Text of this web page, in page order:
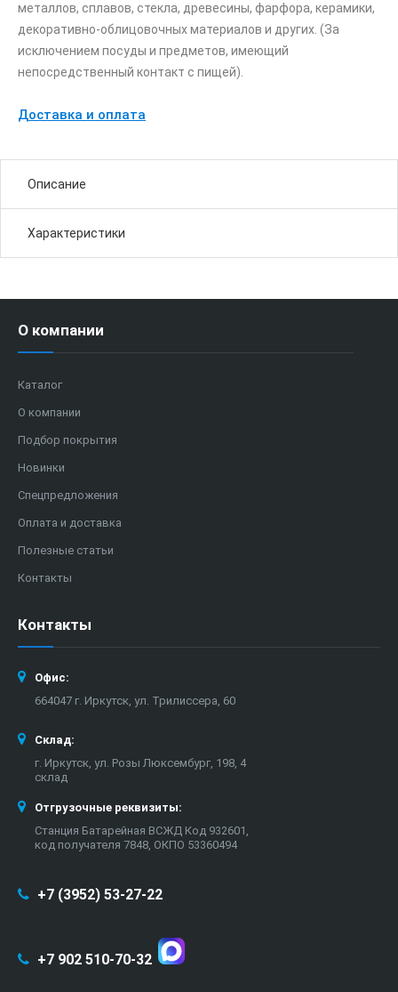
металлов, сплавов, стекла, древесины, фарфора, керамики,
декоративно-облицовочных материалов и других. (За
исключением посуды и предметов, имеющий
непосредственный контакт с пищей).
Доставка и оплата
Описание
Характеристики
О компании
Каталог
О компании
Подбор покрытия
Новинки
Спецпредложения
Оплата и доставка
Полезные статьи
Контакты
Контакты
Офис:
664047 г. Иркутск, ул. Трилиссера, 60
Склад:
г. Иркутск, ул. Розы Люксембург, 198, 4
склад
Отгрузочные реквизиты:
Станция Батарейная ВСЖД Код 932601,
код получателя 7848, ОКПО 53360494
+7 (3952) 53-27-22
+7 902 510-70-32